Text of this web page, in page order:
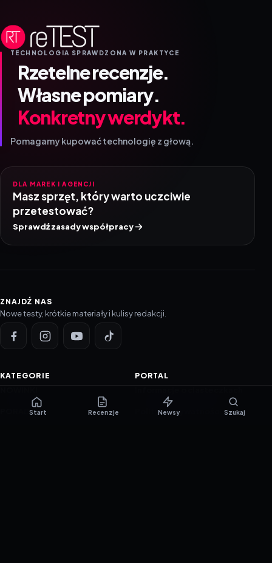
TECHNOLOGIA SPRAWDZONA W PRAKTYCE
Rzetelne recenzje.
Własne pomiary.
Konkretny werdykt.
Pomagamy kupować technologię z głową.
DLA MAREK I AGENCJI
Masz sprzęt, który warto uczciwie
przetestować?
Sprawdź zasady współpracy
ZNAJDŹ NAS
Nowe testy, krótkie materiały i kulisy redakcji.
KATEGORIE
PORADNIKI
PORTAL
Polityka prywatności
Start Recenzje Newsy Szukaj